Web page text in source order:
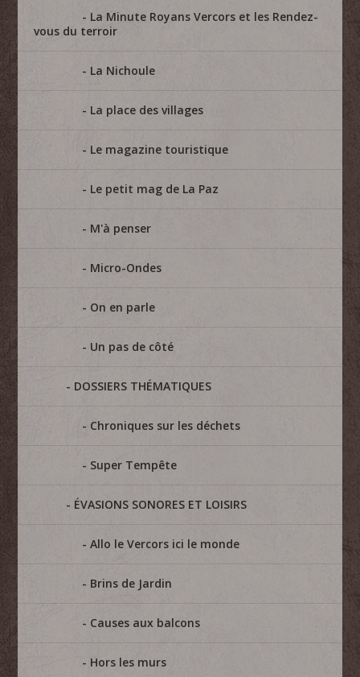
La Minute Royans Vercors et les Rendez-
vous du terroir
La Nichoule
La place des villages
Le magazine touristique
Le petit mag de La Paz
M'à penser
Micro-Ondes
On en parle
Un pas de côté
DOSSIERS THÉMATIQUES
Chroniques sur les déchets
Super Tempête
ÉVASIONS SONORES ET LOISIRS
Allo le Vercors ici le monde
Brins de Jardin
Causes aux balcons
Hors les murs